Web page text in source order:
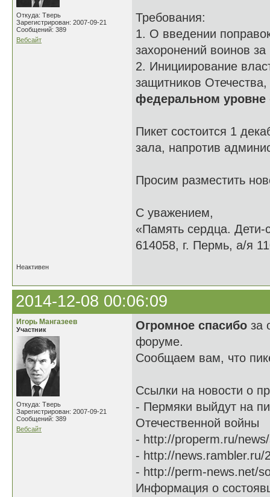
Откуда: Тверь
Зарегистрирован: 2007-09-21
Сообщений: 389
Вебсайт
Требования:
1. О введении
захоронений воинов
2. Инициирование
защитников
федеральном уровне
Пикет состоится 1
зала, напротив
Просим разместить
С уважением,
«Память сердца. Дети-
614058, г. Пермь, а/я
Неактивен
2014-12-08 00:06:09
Игорь Мангазеев
Участник
Откуда: Тверь
Зарегистрирован: 2007-09-21
Сообщений: 389
Вебсайт
Огромное спасибо за
форуме.
Сообщаем вам, что
Ссылки на новости о
- Пермяки выйдут на
Отечественной войны
- http://properm.ru/
- http://news.rambler.ru/
- http://perm-news.net/
Информация о